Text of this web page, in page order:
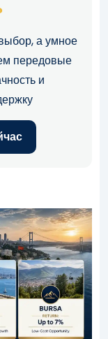
а умное
передовые
и